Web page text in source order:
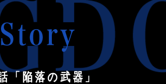
Story
「陥落の武器」